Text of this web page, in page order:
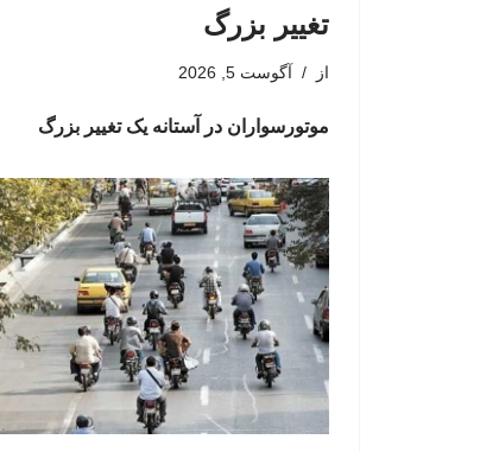
تغییر بزرگ
از آگوست 5, 2026
موتورسواران در آستانه یک تغییر بزرگ